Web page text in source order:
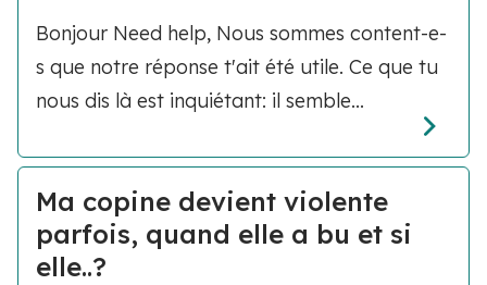
Bonjour Need help, Nous sommes content-e-
s que notre réponse t'ait été utile. Ce que tu
nous dis là est inquiétant: il semble...
Ma copine devient violente
parfois, quand elle a bu et si
elle..?